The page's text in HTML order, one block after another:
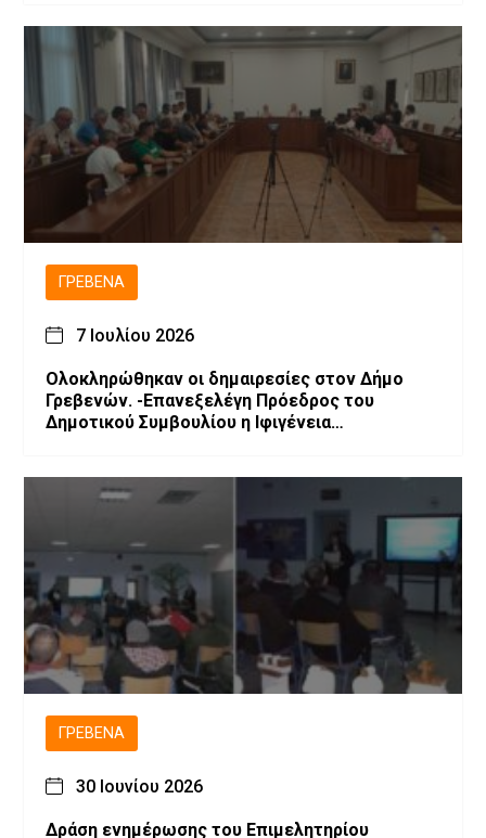
ΓΡΕΒΕΝΆ
7 Ιουλίου 2026
Ολοκληρώθηκαν οι δημαιρεσίες στον Δήμο
Γρεβενών. -Επανεξελέγη Πρόεδρος του
Δημοτικού Συμβουλίου η Ιφιγένεια
ΓΡΕΒΕΝΆ
30 Ιουνίου 2026
Δράση ενημέρωσης του Επιμελητηρίου